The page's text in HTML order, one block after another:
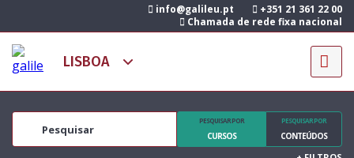
info@galileu.pt
+351 21 361 22 00
Chamada de rede fixa nacional
PESQUISAR POR
CURSOS
PESQUISAR POR
CONTEÚDOS